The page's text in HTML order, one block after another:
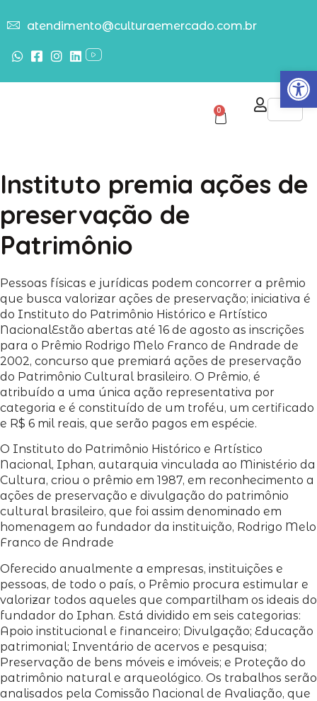
Abrir
atendimento@culturaemercado.com.br
0
Instituto premia ações de
preservação de
Patrimônio
Pessoas físicas e jurídicas podem concorrer a prêmio
que busca valorizar ações de preservação; iniciativa é
do Instituto do Patrimônio Histórico e Artístico
NacionalEstão abertas até 16 de agosto as inscrições
para o Prêmio Rodrigo Melo Franco de Andrade de
2002, concurso que premiará ações de preservação
do Patrimônio Cultural brasileiro. O Prêmio, é
atribuído a uma única ação representativa por
categoria e é constituído de um troféu, um certificado
e R$ 6 mil reais, que serão pagos em espécie.
O Instituto do Patrimônio Histórico e Artístico
Nacional, Iphan, autarquia vinculada ao Ministério da
Cultura, criou o prêmio em 1987, em reconhecimento a
ações de preservação e divulgação do patrimônio
cultural brasileiro, que foi assim denominado em
homenagem ao fundador da instituição, Rodrigo Melo
Franco de Andrade
Oferecido anualmente a empresas, instituições e
pessoas, de todo o país, o Prêmio procura estimular e
valorizar todos aqueles que compartilham os ideais do
fundador do Iphan. Está dividido em seis categorias:
Apoio institucional e financeiro; Divulgação; Educação
patrimonial; Inventário de acervos e pesquisa;
Preservação de bens móveis e imóveis; e Proteção do
patrimônio natural e arqueológico. Os trabalhos serão
analisados pela Comissão Nacional de Avaliação, que